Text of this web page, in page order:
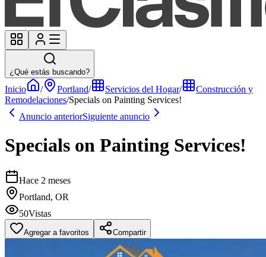
¿Qué estás buscando?
Inicio / Portland/ Servicios del Hogar/
Construcción y
Remodelaciones/Specials on Painting Services!
Anuncio anteriorSiguiente anuncio
Specials on Painting Services!
Hace 2 meses
Portland, OR
50Vistas
Agregar a favoritos Compartir